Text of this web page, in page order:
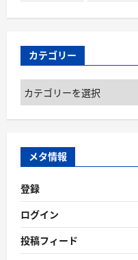
カテゴリー
カ
テ
ゴ
ー
メタ情報
登録
ログイン
投稿フィード